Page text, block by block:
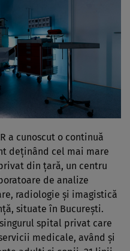
a cunoscut o continuă
deținând cel mai mare
din țară, un centru
de analize
radiologie și imagistică
situate în București.
spital privat care
medicale, având și